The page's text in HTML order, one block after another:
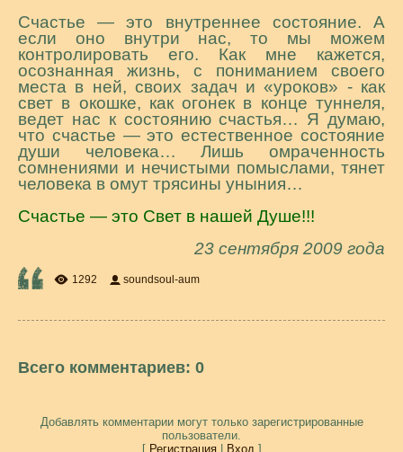
Счастье — это внутреннее состояние. А
если оно внутри нас, то мы можем
контролировать его. Как мне кажется,
осознанная жизнь, с пониманием своего
места в ней, своих задач и «уроков» - как
свет в окошке, как огонек в конце туннеля,
ведет нас к состоянию счастья… Я думаю,
что счастье — это естественное состояние
души человека… Лишь омраченность
сомнениями и нечистыми помыслами, тянет
человека в омут трясины уныния…
Счастье — это Свет в нашей Душе!!!
23 сентября 2009 года
1292 soundsoul-aum
Всего комментариев: 0
Добавлять комментарии могут только зарегистрированные
пользователи.
[ Регистрация| Вход ]